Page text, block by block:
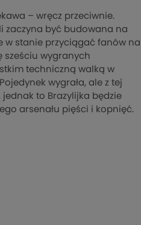
– wręcz przeciwnie.
zaczyna być budowana na
w stanie przyciągać fanów na
sześciu wygranych
techniczną walką w
wygrała, ale z tej
to Brazylijka będzie
arsenału pięści i kopnięć.